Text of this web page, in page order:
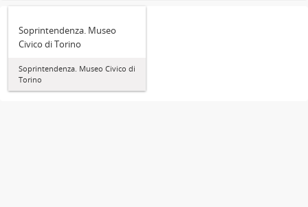
Soprintendenza. Museo
Civico di Torino
Soprintendenza. Museo Civico di
Torino